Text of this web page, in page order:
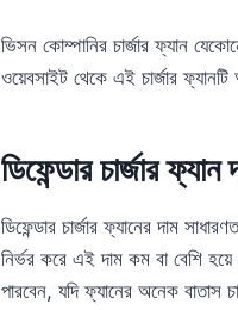
ভিসন কোম্পানির চার্জার ফ্যান
ওয়েবসাইট থেকে এই চার্জার
ডিফেন্ডার চার্জার
ডিফেন্ডার চার্জার ফ্যানের দাম
নির্ভর করে এই দাম কম বা বেশি
পারবেন, যদি ফ্যানের অনেক বাতাস